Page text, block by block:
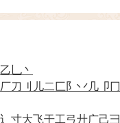
乙乚丶
厂刀 刂 儿二匚阝 丷几 卩冂
辶 寸大飞干工弓廾广己彐